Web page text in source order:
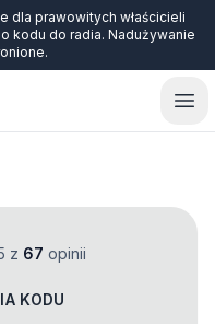
dla prawowitych właścicieli
kodu do radia. Nadużywanie
z 67 opinii
KODU